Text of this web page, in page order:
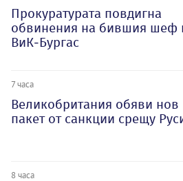
Прокуратурата повдигна
обвинения на бившия шеф
ВиК-Бургас
7 часа
Великобритания обяви нов
пакет от санкции срещу
8 часа